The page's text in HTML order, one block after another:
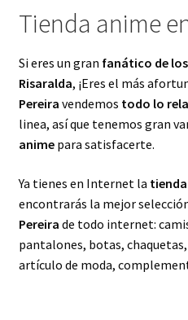
Tienda anime
Si eres un gran fanático de
Risaralda, ¡Eres el más
Pereira vendemos todo lo
linea, así que tenemos gran
animepara satisfacerte.
Ya tienes en Internet la
encontrarás la mejor
Pereira de todo internet:
pantalones, botas,
artículo de moda,